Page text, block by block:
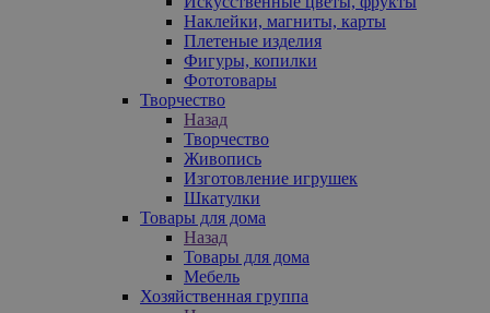
Наклейки, магниты, карты
Плетеные изделия
Фигуры, копилки
Фототовары
Творчество
Назад
Творчество
Живопись
Изготовление игрушек
Шкатулки
Товары для дома
Назад
Товары для дома
Мебель
Хозяйственная группа